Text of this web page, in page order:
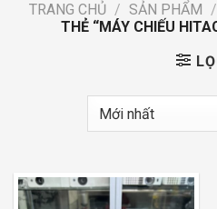
TRANG CHỦ / SẢN PHẨM /
THẺ “MÁY CHIẾU